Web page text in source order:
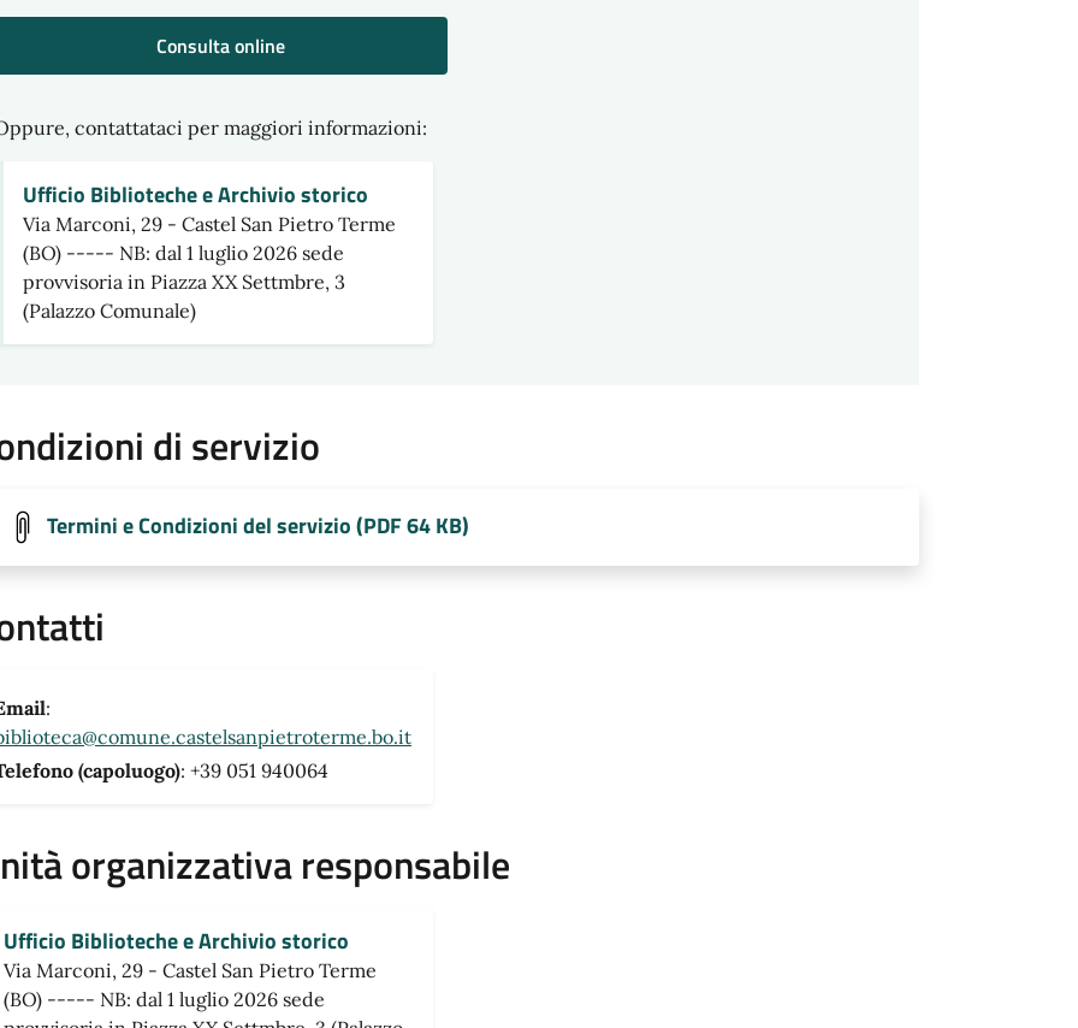
Consulta online
contattataci per maggiori informazioni:
Ufficio Biblioteche e Archivio storico
Via Marconi, 29 - Castel San Pietro Terme
(BO) ----- NB: dal 1 luglio 2026 sede
provvisoria in Piazza XX Settmbre, 3
(Palazzo Comunale)
di servizio
Termini e Condizioni del servizio (PDF 64 KB)
:
(capoluogo): +39 051 940064
organizzativa responsabile
Ufficio Biblioteche e Archivio storico
Via Marconi, 29 - Castel San Pietro Terme
(BO) ----- NB: dal 1 luglio 2026 sede